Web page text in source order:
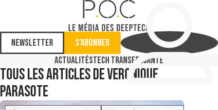
Newsletter
S'abonner
ActualitésTech TransferSanté
Tous les articles de Veronique
Parasote